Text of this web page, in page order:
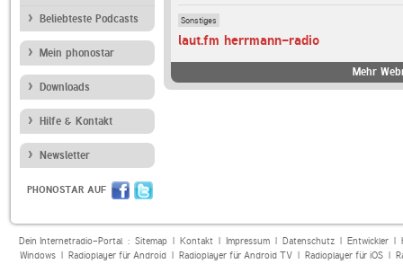
Beliebteste Podcasts
Mein phonostar
Downloads
Hilfe & Kontakt
Newsletter
PHONOSTAR AUF
Sonstiges
laut.fm herrmann-radio
Mehr
Dein Internetradio-Portal : Sitemap| Kontakt| Impressum| Datenschutz| Entwickler|
Windows| Radioplayer für Android| Radioplayer für Android TV| Radioplayer für iOS|